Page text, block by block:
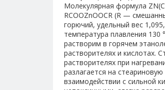
Молекулярная формула
RCOOZnOOCR (R —
горючий, удельный вес
температура плавления
растворим в горячем
растворителях и кислотах.
растворителях при
разлагается на
взаимодействии с сильной